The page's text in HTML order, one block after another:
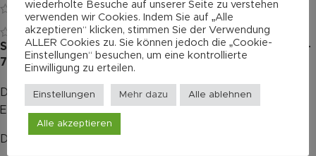
0
0
Schreibe die erste Bewertung für „Epiphone Texan FT-
79“
Deine E-Mail-Adresse wird nicht veröffentlicht.
Erforderliche Felder sind mit
Deine Bewertung
Alternative:
wiederholte Besuche auf unserer Seite zu verstehen
verwenden wir Cookies. Indem Sie auf „Alle
akzeptieren“ klicken, stimmen Sie der Verwendung
ALLER Cookies zu. Sie können jedoch die „Cookie-
Einstellungen“ besuchen, um eine kontrollierte
Einwilligung zu erteilen.
Einstellungen Mehr dazu Alle ablehnen
Alle akzeptieren